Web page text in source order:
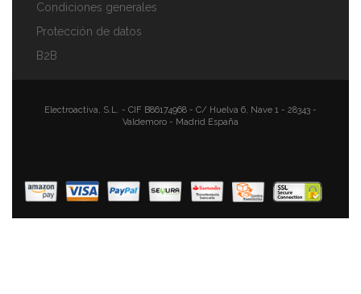
Condiciones generales
Protección de datos
B2B
Electroactiva, S.L. - CIF B86174968 - C/ Huelva 6, Nave 1 - 28343 -
Valdemoro - Madrid España